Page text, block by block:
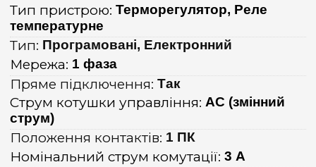
Тип пристрою: Терморегулятор, Реле
температурне
Тип: Програмовані, Електронний
Мережа: 1 фаза
Пряме підключення: Так
Струм котушки управління: AC (змінний
струм)
Положення контактів: 1 ПК
Номінальний струм комутації: 3 А